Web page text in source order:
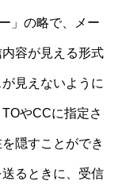
」の略で、メー
容が見える形式
見えないように
やCCに指定さ
隠すことができ
るときに、受信